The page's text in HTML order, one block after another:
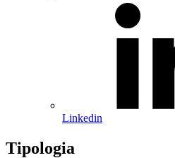
Linkedin
Tipologia